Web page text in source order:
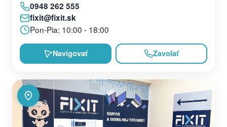
0948 262 555
fixit@fixit.sk
Pon-Pia: 10:00 - 18:00
Navigovať Zavolať